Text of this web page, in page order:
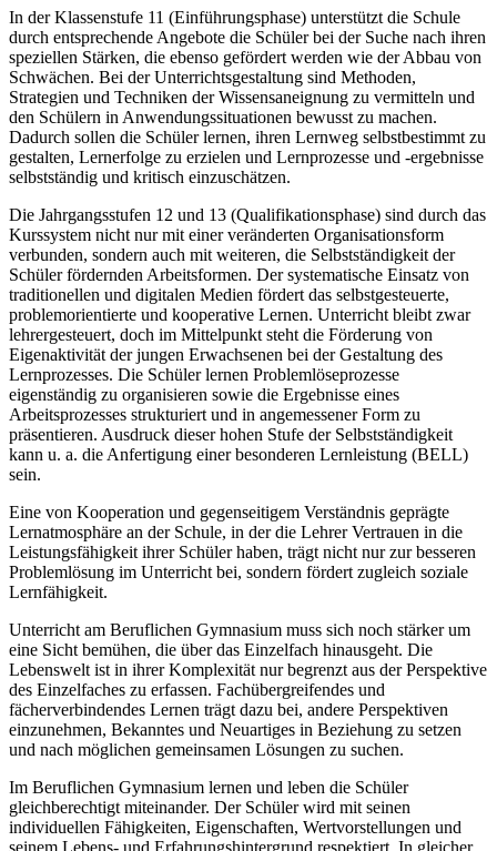
In der Klassenstufe 11 (Einführungsphase) unterstützt die Schule
durch entsprechende Angebote die Schüler bei der Suche nach ihren
speziellen Stärken, die ebenso gefördert werden wie der Abbau von
Schwächen. Bei der Unterrichtsgestaltung sind Methoden,
Strategien und Techniken der Wissensaneignung zu vermitteln und
den Schülern in Anwendungssituationen bewusst zu machen.
Dadurch sollen die Schüler lernen, ihren Lernweg selbstbestimmt zu
gestalten, Lernerfolge zu erzielen und Lernprozesse und -ergebnisse
selbstständig und kritisch einzuschätzen.
Die Jahrgangsstufen 12 und 13 (Qualifikationsphase) sind durch das
Kurssystem nicht nur mit einer veränderten Organisationsform
verbunden, sondern auch mit weiteren, die Selbstständigkeit der
Schüler fördernden Arbeitsformen. Der systematische Einsatz von
traditionellen und digitalen Medien fördert das selbstgesteuerte,
problemorientierte und kooperative Lernen. Unterricht bleibt zwar
lehrergesteuert, doch im Mittelpunkt steht die Förderung von
Eigenaktivität der jungen Erwachsenen bei der Gestaltung des
Lernprozesses. Die Schüler lernen Problemlöseprozesse
eigenständig zu organisieren sowie die Ergebnisse eines
Arbeitsprozesses strukturiert und in angemessener Form zu
präsentieren. Ausdruck dieser hohen Stufe der Selbstständigkeit
kann u. a. die Anfertigung einer besonderen Lernleistung (BELL)
sein.
Eine von Kooperation und gegenseitigem Verständnis geprägte
Lernatmosphäre an der Schule, in der die Lehrer Vertrauen in die
Leistungsfähigkeit ihrer Schüler haben, trägt nicht nur zur besseren
Problemlösung im Unterricht bei, sondern fördert zugleich soziale
Lernfähigkeit.
Unterricht am Beruflichen Gymnasium muss sich noch stärker um
eine Sicht bemühen, die über das Einzelfach hinausgeht. Die
Lebenswelt ist in ihrer Komplexität nur begrenzt aus der Perspektive
des Einzelfaches zu erfassen. Fachübergreifendes und
fächerverbindendes Lernen trägt dazu bei, andere Perspektiven
einzunehmen, Bekanntes und Neuartiges in Beziehung zu setzen
und nach möglichen gemeinsamen Lösungen zu suchen.
Im Beruflichen Gymnasium lernen und leben die Schüler
gleichberechtigt miteinander. Der Schüler wird mit seinen
individuellen Fähigkeiten, Eigenschaften, Wertvorstellungen und